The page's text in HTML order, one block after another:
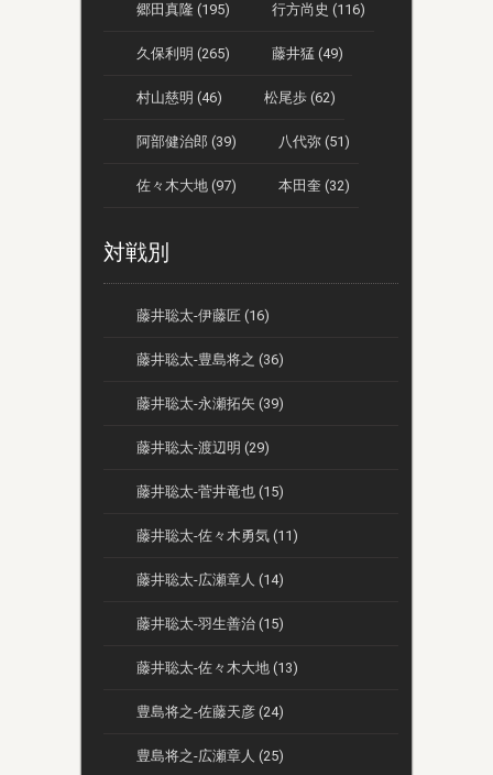
郷田真隆 (195) 行方尚史 (116)
久保利明 (265) 藤井猛 (49)
村山慈明 (46) 松尾歩 (62)
阿部健治郎 (39) 八代弥 (51)
佐々木大地 (97) 本田奎 (32)
対戦別
藤井聡太-伊藤匠 (16)
藤井聡太-豊島将之 (36)
藤井聡太-永瀬拓矢 (39)
藤井聡太-渡辺明 (29)
藤井聡太-菅井竜也 (15)
藤井聡太-佐々木勇気 (11)
藤井聡太-広瀬章人 (14)
藤井聡太-羽生善治 (15)
藤井聡太-佐々木大地 (13)
豊島将之-佐藤天彦 (24)
豊島将之-広瀬章人 (25)